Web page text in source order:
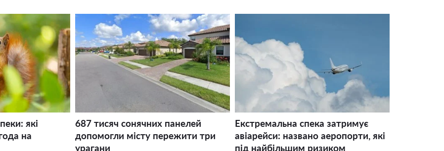
які
на
687 тисяч сонячних панелей
допомогли місту пережити три
урагани
Екстремальна спека затримує
авіарейси: названо аеропорти, які
під найбільшим ризиком